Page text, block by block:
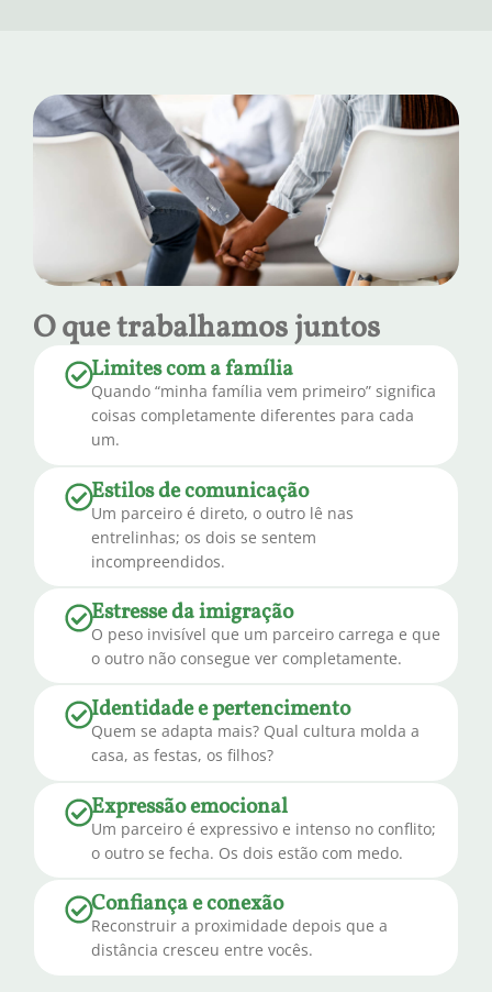
O que trabalhamos juntos
Limites com a família
Quando “minha família vem primeiro” significa
coisas completamente diferentes para cada
um.
Estilos de comunicação
Um parceiro é direto, o outro lê nas
entrelinhas; os dois se sentem
incompreendidos.
Estresse da imigração
O peso invisível que um parceiro carrega e que
o outro não consegue ver completamente.
Identidade e pertencimento
Quem se adapta mais? Qual cultura molda a
casa, as festas, os filhos?
Expressão emocional
Um parceiro é expressivo e intenso no conflito;
o outro se fecha. Os dois estão com medo.
Confiança e conexão
Reconstruir a proximidade depois que a
distância cresceu entre vocês.